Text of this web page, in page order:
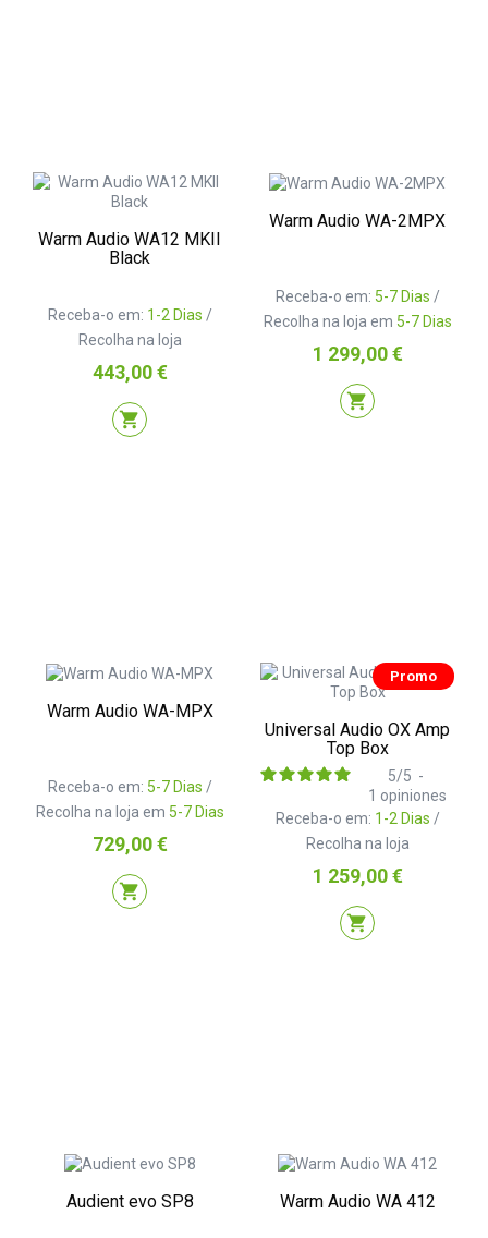
Warm Audio WA12 MKII
Black
Receba-o em: 1-2 Dias /
Recolha na loja
Preço
443,00 €
shopping_cart
Warm Audio WA-2MPX
Receba-o em: 5-7 Dias /
Recolha na loja em 5-7 Dias
Preço
1 299,00 €
shopping_cart
Warm Audio WA-MPX
Receba-o em: 5-7 Dias /
Recolha na loja em 5-7 Dias
Preço
729,00 €
shopping_cart
Promo
Universal Audio OX Amp
Top Box
Receba-o em: 1-2 Dias /
Recolha na loja
5/5 -
1 opiniones
Preço
1 259,00 €
shopping_cart
Audient evo SP8 Warm Audio WA 412